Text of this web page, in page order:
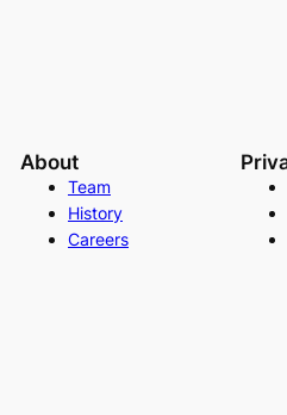
About
Team
History
Careers